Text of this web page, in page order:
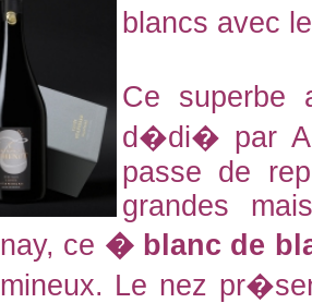
blancs avec
Ce
d�di� par
passe de
grandes
ce � blanc de
Le nez